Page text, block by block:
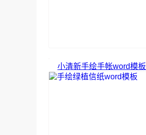
小清新手绘手帐word模板